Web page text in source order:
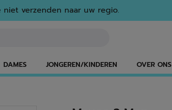
verzenden naar uw regio.
DAMES JONGEREN/KINDEREN OVER ONS